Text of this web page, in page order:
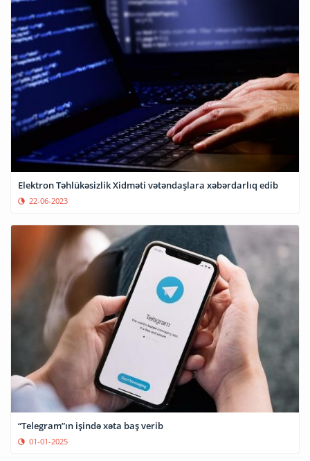
Elektron Təhlükəsizlik Xidməti vətəndaşlara xəbərdarlıq edib
22-06-2023
“Telegram”ın işində xəta baş verib
01-01-2025